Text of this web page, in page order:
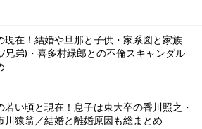
現在！結婚や旦那と子供・家系図と家族
兄弟)・喜多村緑郎との不倫スキャンダル
若い頃と現在！息子は東大卒の香川照之・
川猿翁／結婚と離婚原因も総まとめ